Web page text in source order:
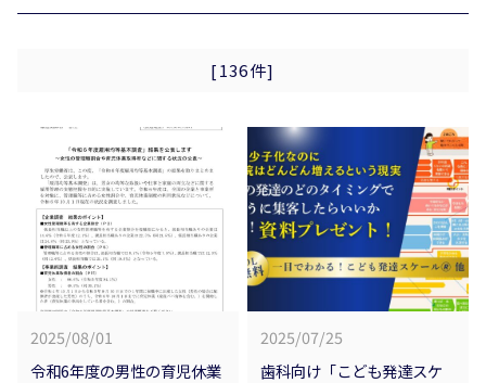
[136件]
2025/08/01
令和6年度の男性の育児休業
2025/07/25
歯科向け「こども発達スケ